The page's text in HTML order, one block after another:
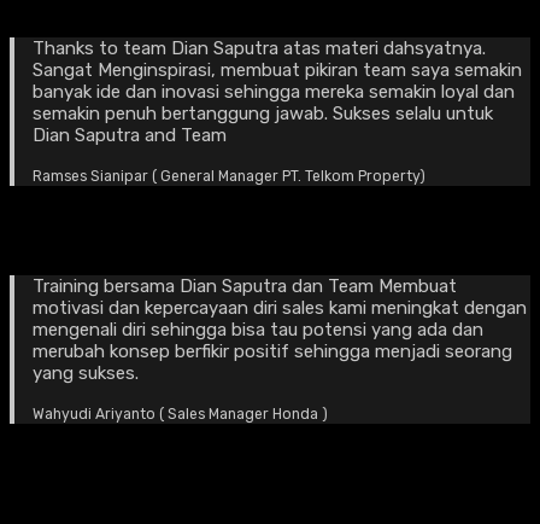
Thanks to team Dian Saputra atas materi dahsyatnya.
Sangat Menginspirasi, membuat pikiran team saya semakin
banyak ide dan inovasi sehingga mereka semakin loyal dan
semakin penuh bertanggung jawab. Sukses selalu untuk
Dian Saputra and Team
Ramses Sianipar ( General Manager PT. Telkom Property)
Training bersama Dian Saputra dan Team Membuat
motivasi dan kepercayaan diri sales kami meningkat dengan
mengenali diri sehingga bisa tau potensi yang ada dan
merubah konsep berfikir positif sehingga menjadi seorang
yang sukses.
Wahyudi Ariyanto ( Sales Manager Honda )